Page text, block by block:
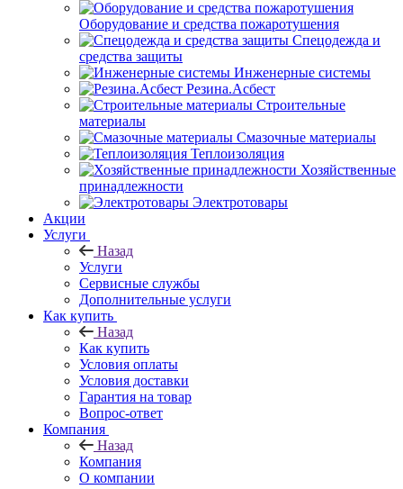
Оборудование и средства пожаротушения
Спецодежда и
средства защиты
Инженерные системы
Резина.Асбест
Строительные
материалы
Смазочные материалы
Теплоизоляция
Хозяйственные
принадлежности
Электротовары
Акции
Услуги
Назад
Услуги
Сервисные службы
Дополнительные услуги
Как купить
Назад
Как купить
Условия оплаты
Условия доставки
Гарантия на товар
Вопрос-ответ
Компания
Назад
Компания
О компании